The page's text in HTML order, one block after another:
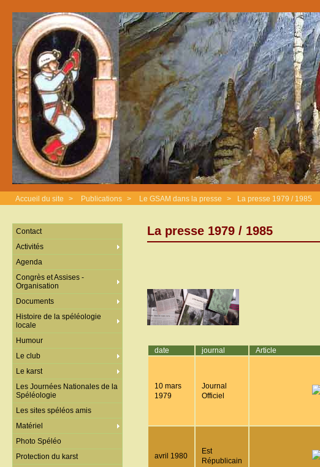
Accueil du site > Publications > Le GSAM dans la presse > La presse 1979 / 1985
La presse 1979 / 1985
date journal Article
10 mars
1979
Journal
Officiel
avril 1980
Est
Républicain
Contact
Activités
Agenda
Congrès et Assises -
Organisation
Documents
Histoire de la spéléologie
locale
Humour
Le club
Le karst
Les Journées Nationales de la
Spéléologie
Les sites spéléos amis
Matériel
Photo Spéléo
Protection du karst